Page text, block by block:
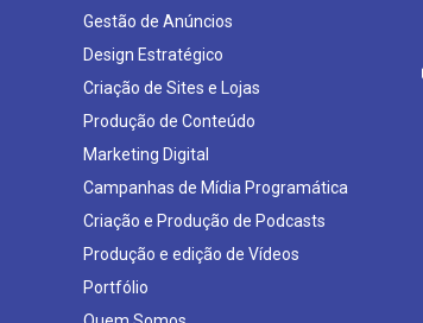
Gestão de Anúncios
Design Estratégico
Criação de Sites e Lojas
Produção de Conteúdo
Marketing Digital
Campanhas de Mídia Programática
Criação e Produção de Podcasts
Produção e edição de Vídeos
Portfólio